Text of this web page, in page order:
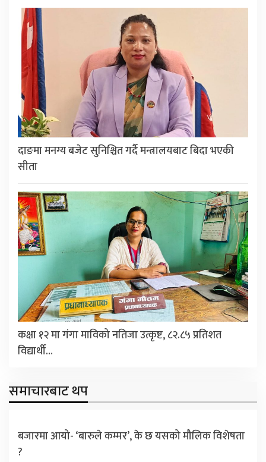
दाङमा मनग्य बजेट सुनिश्चित गर्दै मन्त्रालयबाट बिदा भएकी
सीता
कक्षा १२ मा गंगा माविको नतिजा उत्कृष्ट, ८२.८५ प्रतिशत
विद्यार्थी…
समाचारबाट थप
बजारमा आयो- ‘बारुले कम्मर’, के छ यसको मौलिक विशेषता
?